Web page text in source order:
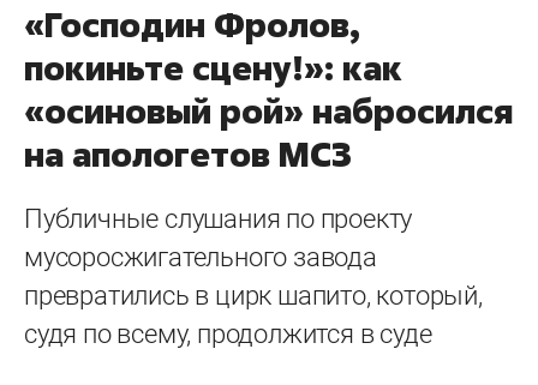
«Господин Фролов,
покиньте сцену!»: как
«осиновый рой» набросился
на апологетов МСЗ
Публичные слушания по проекту
мусоросжигательного завода
превратились в цирк шапито, который,
судя по всему, продолжится в суде